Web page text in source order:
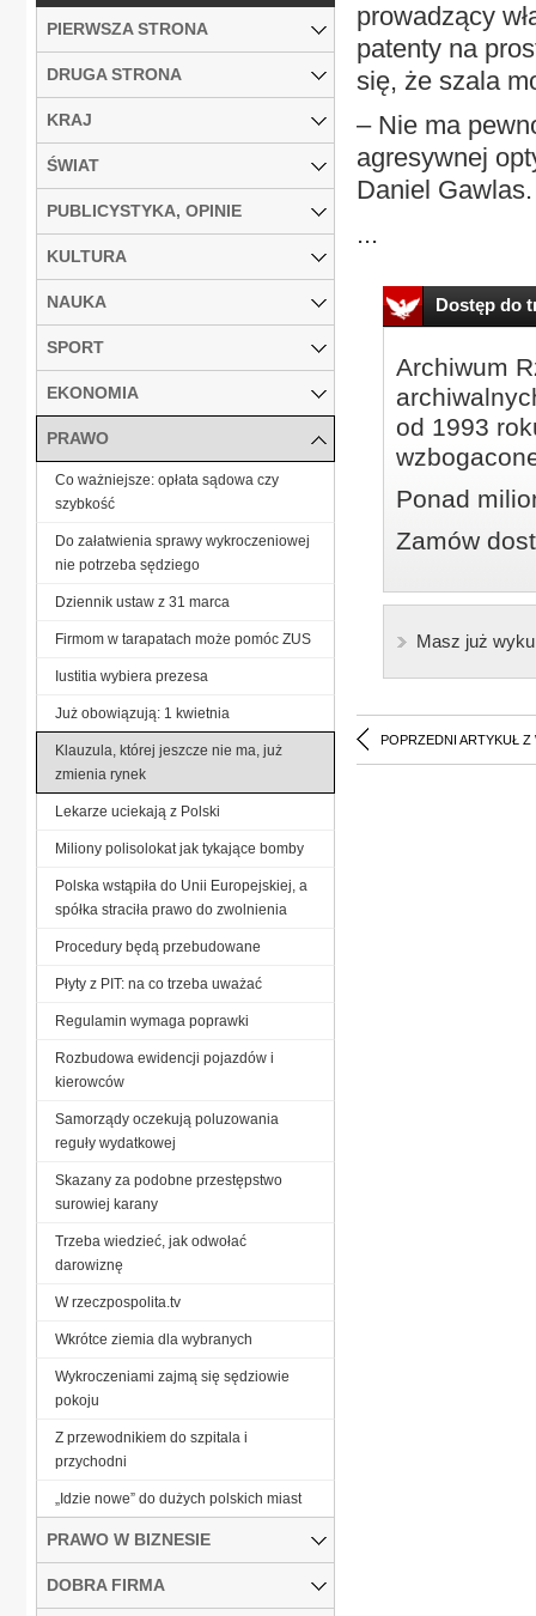
prowadzący
patenty na
się, że szala
– Nie ma
agresywnej
Daniel Gawlas.
...
Dostęp do
Archiwum
od 1993
Ponad
Zamów
Masz już
POPRZEDNI ARTYKUŁ Z
PIERWSZA STRONA
DRUGA STRONA
KRAJ
ŚWIAT
PUBLICYSTYKA, OPINIE
KULTURA
NAUKA
SPORT
EKONOMIA
PRAWO
Co ważniejsze: opłata sądowa czy
szybkość
Do załatwienia sprawy wykroczeniowej
nie potrzeba sędziego
Dziennik ustaw z 31 marca
Firmom w tarapatach może pomóc ZUS
Iustitia wybiera prezesa
Już obowiązują: 1 kwietnia
Klauzula, której jeszcze nie ma, już
zmienia rynek
Lekarze uciekają z Polski
Miliony polisolokat jak tykające bomby
Polska wstąpiła do Unii Europejskiej, a
spółka straciła prawo do zwolnienia
Procedury będą przebudowane
Płyty z PIT: na co trzeba uważać
Regulamin wymaga poprawki
Rozbudowa ewidencji pojazdów i
kierowców
Samorządy oczekują poluzowania
reguły wydatkowej
Skazany za podobne przestępstwo
surowiej karany
Trzeba wiedzieć, jak odwołać
darowiznę
W rzeczpospolita.tv
Wkrótce ziemia dla wybranych
Wykroczeniami zajmą się sędziowie
pokoju
Z przewodnikiem do szpitala i
przychodni
„Idzie nowe” do dużych polskich miast
PRAWO W BIZNESIE
DOBRA FIRMA